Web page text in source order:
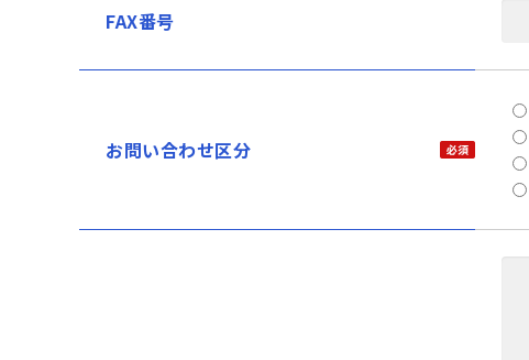
FAX番号
お問い合わせ区分